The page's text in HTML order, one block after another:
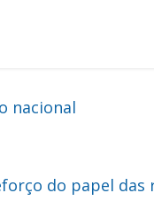
nacional
do papel